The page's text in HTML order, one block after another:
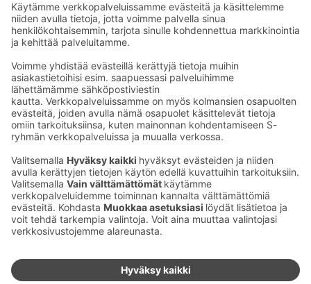
Kaup­pa­kes­kus
Ma-pe
9–20
La
9–19
Su
11–18
Katso poik­keus­au­kio­lottäältä
Iso­katu 22–25,
90100 Oulu
Ma-pe 7–23